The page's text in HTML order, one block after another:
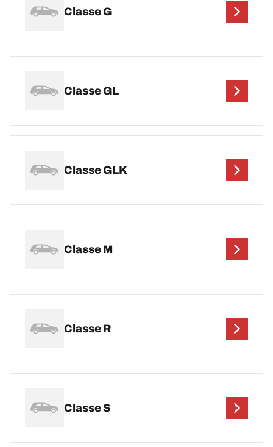
Classe G
Classe GL
Classe GLK
Classe M
Classe R
Classe S